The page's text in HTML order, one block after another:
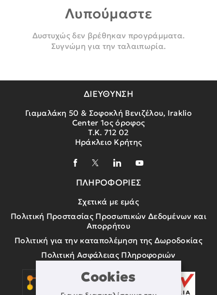
Cookies
Λυπούμαστε
Δυστυχώς δεν βρέθηκαν προγράμματα.
Συγνώμη για την ταλαιπωρία.
ΔΙΕΥΘΥΝΣΗ
Γιαμαλάκη 50 & Σοφοκλή Βενιζέλου, Iraklio
Center 1ος όροφος
Τ.Κ. 712 02
Ηράκλειο Κρήτης
ΠΛΗΡΟΦΟΡΙΕΣ
Σχετικά με εμάς
Πολιτική Προστασίας Προσωπικών Δεδομένων και
Απορρήτου
Πολιτική για την καταπολέμηση της Δωροδοκίας
Πολιτική Ασφάλειας Πληροφοριών